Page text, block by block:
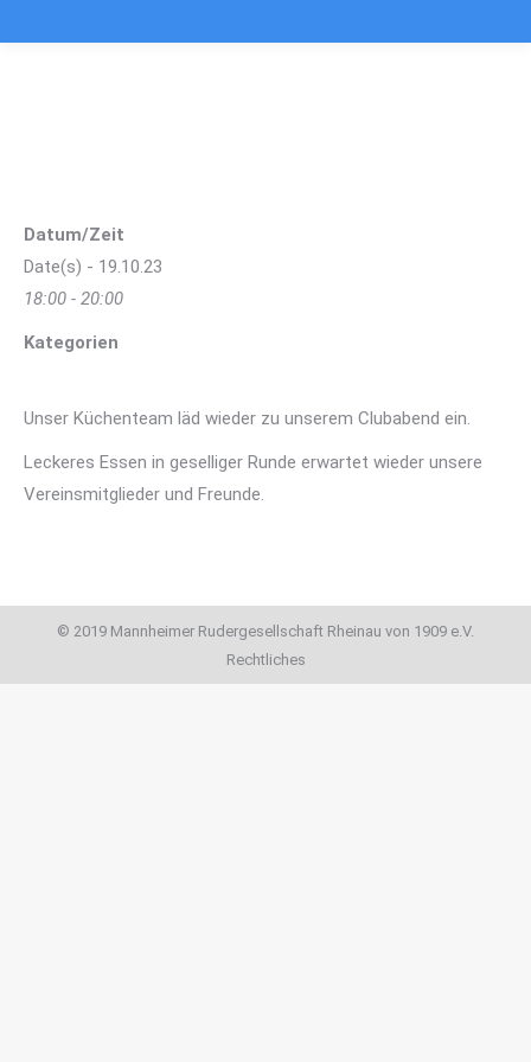
Datum/Zeit
Date(s) - 19.10.23
18:00 - 20:00
Kategorien
Unser Küchenteam läd wieder zu unserem Clubabend ein.
Leckeres Essen in geselliger Runde erwartet wieder unsere
Vereinsmitglieder und Freunde.
© 2019 Mannheimer Rudergesellschaft Rheinau von 1909 e.V.
Rechtliches